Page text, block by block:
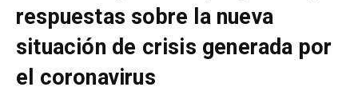
respuestas sobre la nueva
situación de crisis generada por
el coronavirus